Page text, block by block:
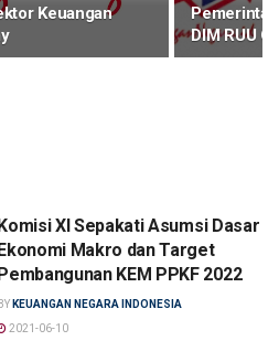
Keuangan
DIM RUU
XI Sepakati Asumsi Dasar
Makro dan Target
KEM PPKF 2022
BY KEUANGAN NEGARA INDONESIA
2021-06-10